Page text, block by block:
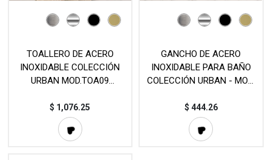
TOALLERO DE ACERO
INOXIDABLE COLECCIÓN
URBAN MOD.TOA09
$ 1,076.25
GANCHO DE ACERO
INOXIDABLE PARA BAÑO
COLECCIÓN URBAN - MOD.
$ 444.26